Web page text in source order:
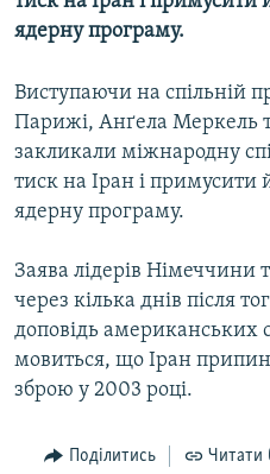
ФОТО
СПЕЦПРОЄКТИ
ПОДКАСТИ
КРИМ РЕАЛІЇ
РУС
УКР
КТАТ
ДОЛУЧАЙСЯ!
ядерну програму.
Виступаючи на спільній
Парижі, Анґела Меркель
закликали міжнародну
тиск на Іран і примусити
ядерну програму.
Заява лідерів Німеччини
через кілька днів після
доповідь американських
мовиться, що Іран
зброю у 2003 році.
Поділитись Читати